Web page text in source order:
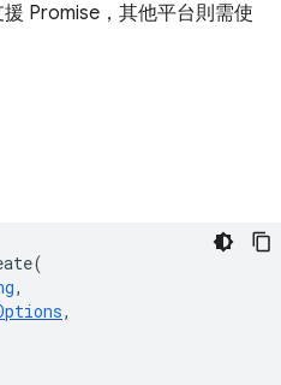
Promise，其他平台則需使
(
,
,